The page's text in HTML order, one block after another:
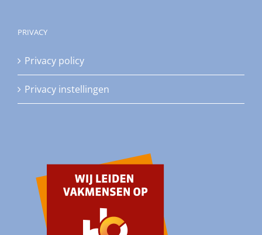
PRIVACY
Privacy policy
Privacy instellingen